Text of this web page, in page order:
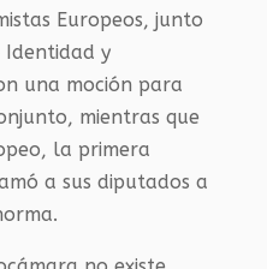
Europeos, junto
y
una moción para
mientras que
la primera
a sus diputados a